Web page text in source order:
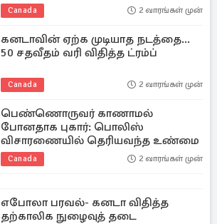
Canada 2 வாரங்கள் முன்
கனடாவின் ஏற்க முடியாத நடத்தை...
50 சதவீதம் வரி விதித்த ட்ரம்ப்
Canada 2 வாரங்கள் முன்
பெண்ணொருவர் காணாமல்
போனதாக புகார்: பொலிஸ்
விசாரணையில் தெரியவந்த உண்மை
Canada 2 வாரங்கள் முன்
எபோலா பரவல்- கனடா விதித்த
தற்காலிக நுழைவுத் தடை